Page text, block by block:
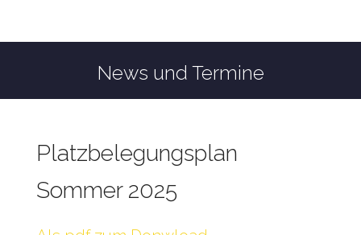
News und Termine
Platzbelegungsplan
Sommer 2025